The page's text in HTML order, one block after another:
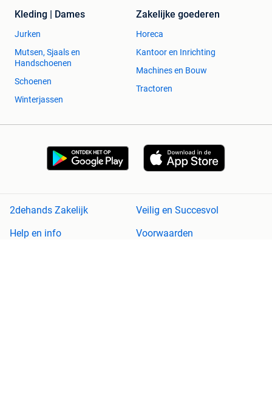
Kleding | Dames
Jurken
Mutsen, Sjaals en
Handschoenen
Schoenen
Winterjassen
Zakelijke goederen
Horeca
Kantoor en Inrichting
Machines en Bouw
Tractoren
2dehands Zakelijk
Veilig en Succesvol
Help en info
Voorwaarden